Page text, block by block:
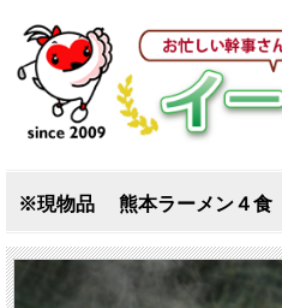
※現物品 熊本ラーメン４食